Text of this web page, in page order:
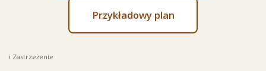
Przykładowy plan
ℹ️ Zastrzeżenie